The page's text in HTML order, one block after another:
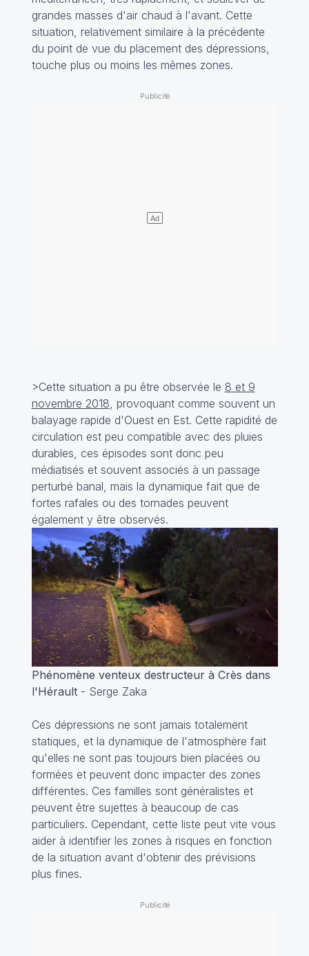
grandes masses d'air chaud à l'avant. Cette
situation, relativement similaire à la précédente
du point de vue du placement des dépressions,
touche plus ou moins les mêmes zones.
>Cette situation a pu être observée le 8 et 9
novembre 2018, provoquant comme souvent un
balayage rapide d'Ouest en Est. Cette rapidité de
circulation est peu compatible avec des pluies
durables, ces épisodes sont donc peu
médiatisés et souvent associés à un passage
perturbé banal, mais la dynamique fait que de
fortes rafales ou des tornades peuvent
également y être observés.
Phénomène venteux destructeur à Crès dans
l'Hérault- Serge Zaka
Ces dépressions ne sont jamais totalement
statiques, et la dynamique de l'atmosphère fait
qu'elles ne sont pas toujours bien placées ou
formées et peuvent donc impacter des zones
différentes. Ces familles sont généralistes et
peuvent être sujettes à beaucoup de cas
particuliers. Cependant, cette liste peut vite vous
aider à identifier les zones à risques en fonction
de la situation avant d'obtenir des prévisions
plus fines.